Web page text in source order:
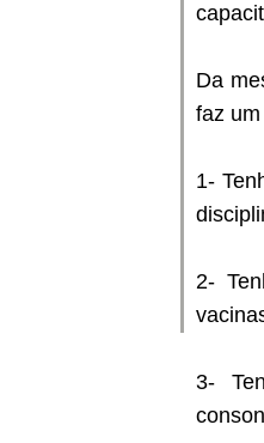
Da
faz
1-
2-
3-